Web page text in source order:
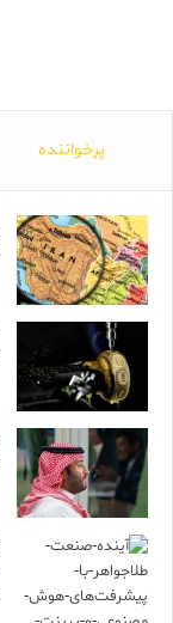
پرخواننده